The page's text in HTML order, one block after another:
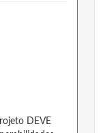
DEVE